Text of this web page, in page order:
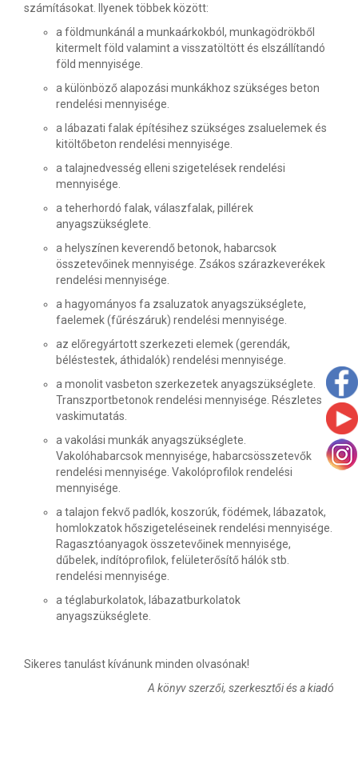
számításokat. Ilyenek többek között:
a földmunkánál a munkaárkokból, munkagödrökből
kitermelt föld valamint a visszatöltött és elszállítandó
föld mennyisége.
a különböző alapozási munkákhoz szükséges beton
rendelési mennyisége.
a lábazati falak építésihez szükséges zsaluelemek és
kitöltőbeton rendelési mennyisége.
a talajnedvesség elleni szigetelések rendelési
mennyisége.
a teherhordó falak, válaszfalak, pillérek
anyagszükséglete.
a helyszínen keverendő betonok, habarcsok
összetevőinek mennyisége. Zsákos szárazkeverékek
rendelési mennyisége.
a hagyományos fa zsaluzatok anyagszükséglete,
faelemek (fűrészáruk) rendelési mennyisége.
az előregyártott szerkezeti elemek (gerendák,
béléstestek, áthidalók) rendelési mennyisége.
a monolit vasbeton szerkezetek anyagszükséglete.
Transzportbetonok rendelési mennyisége. Részletes
vaskimutatás.
a vakolási munkák anyagszükséglete.
Vakolóhabarcsok mennyisége, habarcsösszetevők
rendelési mennyisége. Vakolóprofilok rendelési
mennyisége.
a talajon fekvő padlók, koszorúk, födémek, lábazatok,
homlokzatok hőszigeteléseinek rendelési mennyisége.
Ragasztóanyagok összetevőinek mennyisége,
dűbelek, indítóprofilok, felületerősítő hálók stb.
rendelési mennyisége.
a téglaburkolatok, lábazatburkolatok
anyagszükséglete.
Sikeres tanulást kívánunk minden olvasónak!
A könyv szerzői, szerkesztői és a kiadó